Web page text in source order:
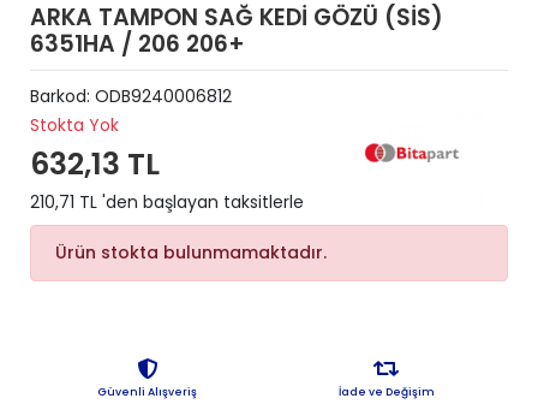
ARKA TAMPON SAĞ KEDİ GÖZÜ (SİS)
6351HA / 206 206+
Barkod: ODB9240006812
Stokta Yok
632,13 TL
210,71 TL 'den başlayan taksitlerle
Ürün stokta bulunmamaktadır.
Güvenli Alışveriş İade ve Değişim